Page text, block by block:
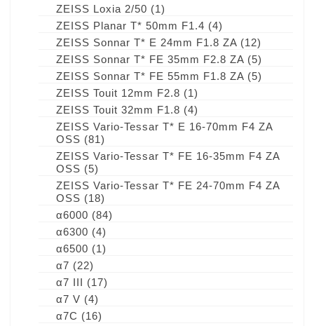
ZEISS Loxia 2/50 (1)
ZEISS Planar T* 50mm F1.4 (4)
ZEISS Sonnar T* E 24mm F1.8 ZA (12)
ZEISS Sonnar T* FE 35mm F2.8 ZA (5)
ZEISS Sonnar T* FE 55mm F1.8 ZA (5)
ZEISS Touit 12mm F2.8 (1)
ZEISS Touit 32mm F1.8 (4)
ZEISS Vario-Tessar T* E 16-70mm F4 ZA
OSS (81)
ZEISS Vario-Tessar T* FE 16-35mm F4 ZA
OSS (5)
ZEISS Vario-Tessar T* FE 24-70mm F4 ZA
OSS (18)
α6000 (84)
α6300 (4)
α6500 (1)
α7 (22)
α7 III (17)
α7 V (4)
α7C (16)